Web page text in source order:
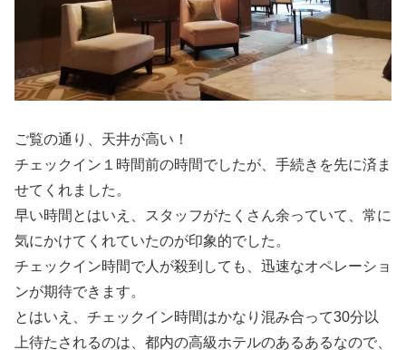
ご覧の通り、天井が高い！
チェックイン１時間前の時間でしたが、手続きを先に済ま
せてくれました。
早い時間とはいえ、スタッフがたくさん余っていて、常に
気にかけてくれていたのが印象的でした。
チェックイン時間で人が殺到しても、迅速なオペレーショ
ンが期待できます。
とはいえ、チェックイン時間はかなり混み合って30分以
上待たされるのは、都内の高級ホテルのあるあるなので、